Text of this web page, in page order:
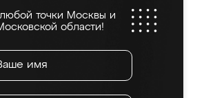
точки Москвы и
области!